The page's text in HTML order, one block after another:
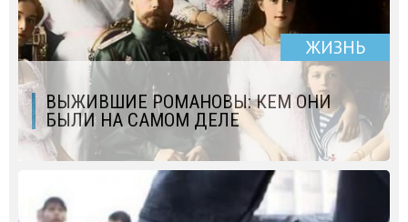
ЖИЗНЬ
ВЫЖИВШИЕ РОМАНОВЫ: КЕМ ОНИ
БЫЛИ НА САМОМ ДЕЛЕ